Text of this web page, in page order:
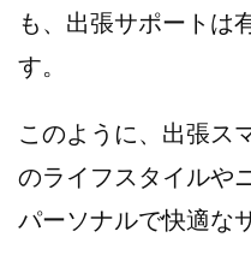
も、出張サポートは
す。
このように、出張ス
のライフスタイルや
パーソナルで快適な